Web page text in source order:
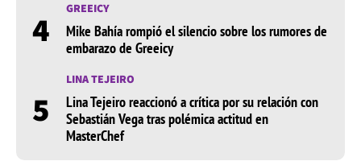
4 GREEICY
Mike Bahía rompió el silencio sobre los rumores de
embarazo de Greeicy
5
LINA TEJEIRO
Lina Tejeiro reaccionó a crítica por su relación con
Sebastián Vega tras polémica actitud en
MasterChef